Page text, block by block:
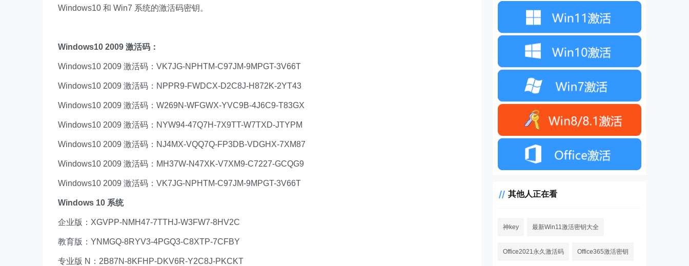
Windows10 和 Win7 系统的激活码密钥。
Windows10 2009 激活码：
Windows10 2009 激活码：VK7JG-NPHTM-C97JM-9MPGT-3V66T
Windows10 2009 激活码：NPPR9-FWDCX-D2C8J-H872K-2YT43
Windows10 2009 激活码：W269N-WFGWX-YVC9B-4J6C9-T83GX
Windows10 2009 激活码：NYW94-47Q7H-7X9TT-W7TXD-JTYPM
Windows10 2009 激活码：NJ4MX-VQQ7Q-FP3DB-VDGHX-7XM87
Windows10 2009 激活码：MH37W-N47XK-V7XM9-C7227-GCQG9
Windows10 2009 激活码：VK7JG-NPHTM-C97JM-9MPGT-3V66T
Windows 10 系统
企业版：XGVPP-NMH47-7TTHJ-W3FW7-8HV2C
教育版：YNMGQ-8RYV3-4PGQ3-C8XTP-7CFBY
专业版 N：2B87N-8KFHP-DKV6R-Y2C8J-PKCKT
其他人正在看
神key 最新Win11激活密钥大全
Office2021永久激活码 Office365激活密钥